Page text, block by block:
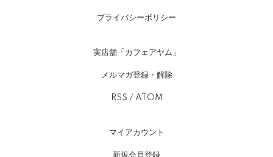
プライバシーポリシー
実店舗「カフェアヤム」
メルマガ登録・解除
RSS / ATOM
マイアカウント
新規会員登録